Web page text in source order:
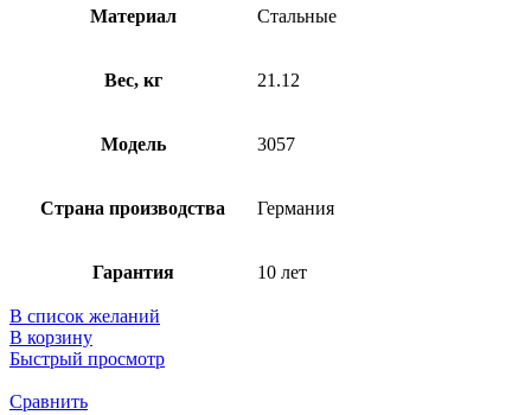
Материал Стальные
Вес, кг 21.12
Модель 3057
Страна производства Германия
Гарантия 10 лет
В список желаний
В корзину
Быстрый просмотр
Сравнить